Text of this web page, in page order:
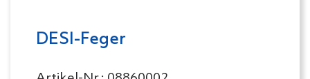
DESI-Feger